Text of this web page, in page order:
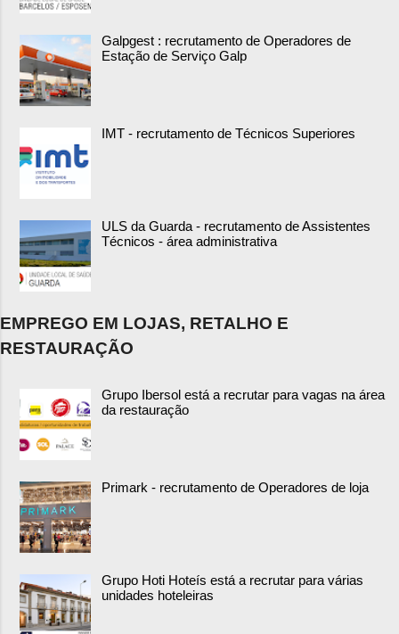
Galpgest : recrutamento de Operadores de
Estação de Serviço Galp
IMT - recrutamento de Técnicos Superiores
ULS da Guarda - recrutamento de Assistentes
Técnicos - área administrativa
EMPREGO EM LOJAS, RETALHO E
RESTAURAÇÃO
Grupo Ibersol está a recrutar para vagas na área
da restauração
Primark - recrutamento de Operadores de loja
Grupo Hoti Hoteís está a recrutar para várias
unidades hoteleiras